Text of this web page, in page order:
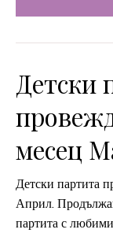
Детски
месец
Детски партита
Април.
партита с